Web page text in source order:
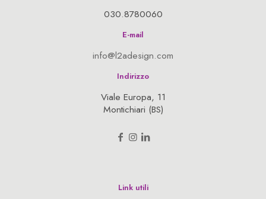
030.8780060
E-mail
info@l2adesign.com
Indirizzo
Viale Europa, 11
Montichiari (BS)
Link utili